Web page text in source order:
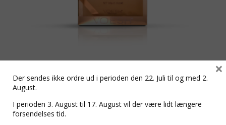
PEDI IN A BOX 02 Buble spa, –
Caffe Macchiato
kr.79,00
Der sendes ikke ordre ud i perioden den 22. Juli til og med 2.
August.
I perioden 3. August til 17. August vil der være lidt længere
forsendelses tid.
×